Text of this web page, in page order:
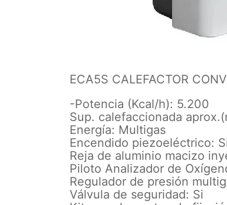
ECA5S CALEFACTOR
-Potencia (Kcal/h): 5.200
Sup. calefaccionada
Energía: Multigas
Encendido piezoeléctrico:
Reja de aluminio macizo
Piloto Analizador de
Regulador de presión
Válvula de seguridad: Si